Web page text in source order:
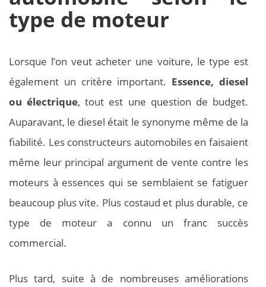
type de moteur
Lorsque l’on veut acheter une voiture, le type est
également un critère important. Essence, diesel
ou électrique, tout est une question de budget.
Auparavant, le diesel était le synonyme même de la
fiabilité. Les constructeurs automobiles en faisaient
même leur principal argument de vente contre les
moteurs à essences qui se semblaient se fatiguer
beaucoup plus vite. Plus costaud et plus durable, ce
type de moteur a connu un franc succès
commercial.
Plus tard, suite à de nombreuses améliorations